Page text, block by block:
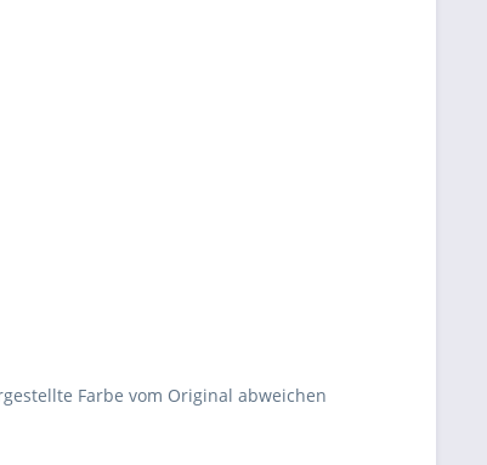
Farbe vom Original abweichen